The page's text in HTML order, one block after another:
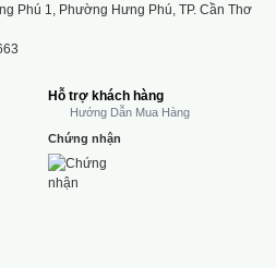
Phú 1, Phường Hưng Phú, TP. Cần Thơ
Hỗ trợ khách hàng
Hướng Dẫn Mua Hàng
Chứng nhận